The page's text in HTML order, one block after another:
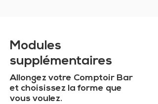
Modules
supplémentaires
Allongez votre Comptoir Bar
et choisissez la forme que
vous voulez.